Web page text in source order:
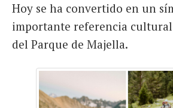
Hoy se ha convertido en un
importante referencia
del Parque de Majella.